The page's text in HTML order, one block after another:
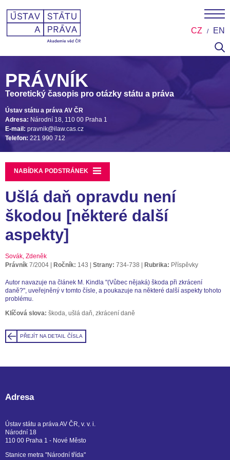
CZ EN
PRÁVNÍK
Teoretický časopis pro otázky státu a práva
Ústav státu a práva AV ČR
Adresa: Národní 18, 110 00 Praha 1
E-mail: pravnik@ilaw.cas.cz
Telefon: 221 990 712
NABÍDKA PODSTRÁNEK
Ušlá daň opravdu není
škodou [některé další
aspekty]
Sovák, Zdeněk
Právník 7/2004 Ročník: 143 Strany: 734-738 Rubrika: Příspěvky
Autor navazuje na článek M. Kindla "(Vůbec nějaká) škoda při zkrácení
daně?", uveřejněný v tomto čísle, a poukazuje na některé další aspekty tohoto
problému.
Klíčová slova: škoda, ušlá daň, zkrácení daně
PŘEJÍT NA DETAIL ČÍSLA
Adresa
Ústav státu a práva AV ČR, v. v. i.
Národní 18
110 00 Praha 1 - Nové Město
Stanice metra "Národní třída"